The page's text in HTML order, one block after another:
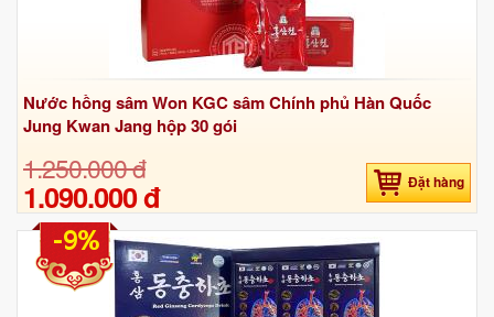
Nước hồng sâm Won KGC sâm Chính phủ Hàn Quốc
Jung Kwan Jang hộp 30 gói
1.250.000 đ
1.090.000 đ Đặt hàng
-9%